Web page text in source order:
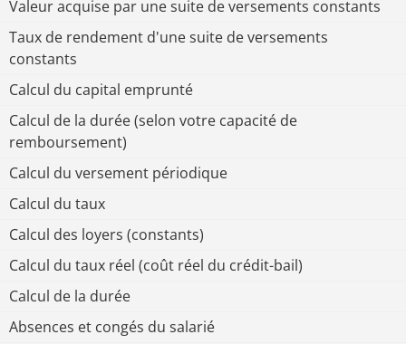
Valeur acquise par une suite de versements constants
Taux de rendement d'une suite de versements
constants
Calcul du capital emprunté
Calcul de la durée (selon votre capacité de
remboursement)
Calcul du versement périodique
Calcul du taux
Calcul des loyers (constants)
Calcul du taux réel (coût réel du crédit-bail)
Calcul de la durée
Absences et congés du salarié